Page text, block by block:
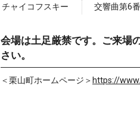
チャイコフスキー 交響曲第6
会場は土足厳禁です。ご来場
さい。
＜栗山町ホームページ＞ https://